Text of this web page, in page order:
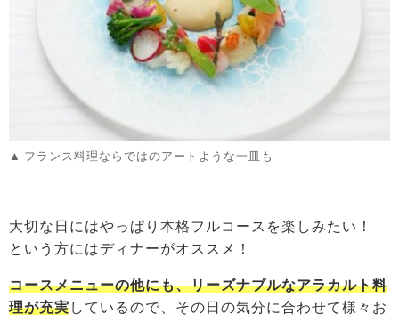
フランス料理ならではのアートような一皿も
大切な日にはやっぱり本格フルコースを楽しみたい！
という方にはディナーがオススメ！
コースメニューの他にも、リーズナブルなアラカルト料
理が充実しているので、その日の気分に合わせて様々お